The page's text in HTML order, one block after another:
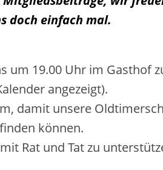
doch einfach mal.
19.00 Uhr im Gasthof
angezeigt).
damit unsere
können.
Rat und Tat zu